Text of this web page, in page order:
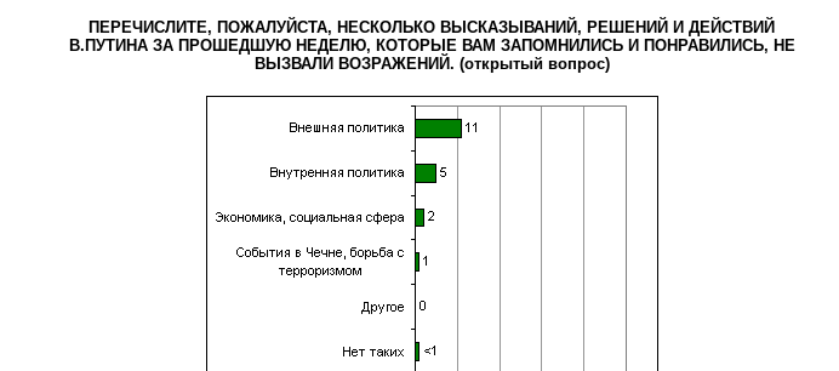
ПЕРЕЧИСЛИТЕ, ПОЖАЛУЙСТА, НЕСКОЛЬКО ВЫСКАЗЫВАНИЙ, РЕШЕНИЙ И ДЕЙСТВИЙ
В.ПУТИНА ЗА ПРОШЕДШУЮ НЕДЕЛЮ, КОТОРЫЕ ВАМ ЗАПОМНИЛИСЬ И ПОНРАВИЛИСЬ, НЕ
ВЫЗВАЛИ ВОЗРАЖЕНИЙ. (открытый вопрос)